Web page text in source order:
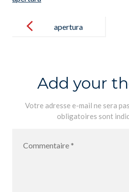
navigation
apertura
Add your
Votre adresse e-mail ne sera
obligatoires sont